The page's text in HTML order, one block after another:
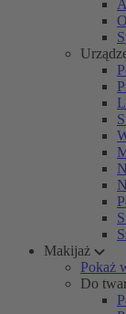
Makijaż
Pokaż
Do